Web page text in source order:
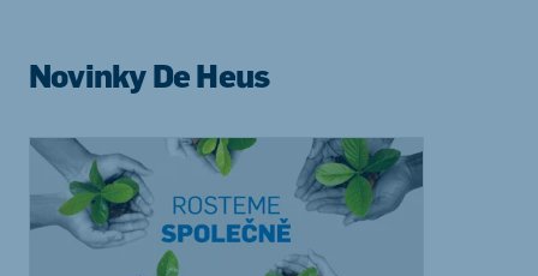
Novinky De Heus